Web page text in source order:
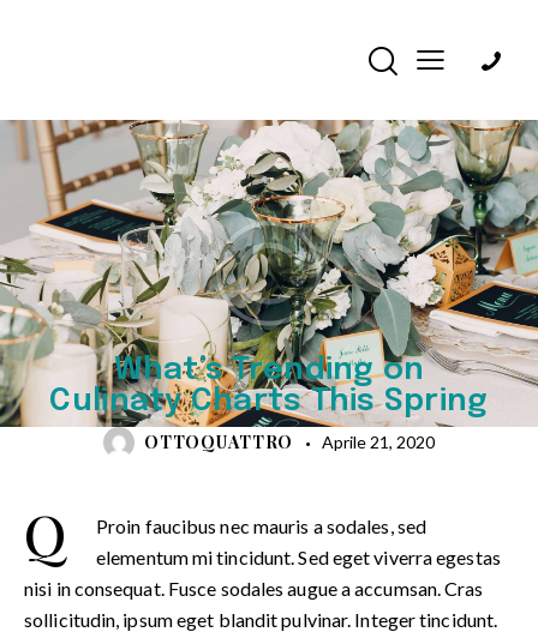
CULINARY
What’s Trending on
Culinaty Charts This Spring
OTTOQUATTRO Aprile 21, 2020
Q
Proin faucibus nec mauris a sodales, sed
elementum mi tincidunt. Sed eget viverra egestas
nisi in consequat. Fusce sodales augue a accumsan. Cras
sollicitudin, ipsum eget blandit pulvinar. Integer tincidunt.